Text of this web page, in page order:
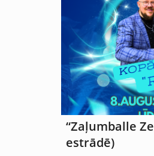
“Zaļumballe
estrādē)